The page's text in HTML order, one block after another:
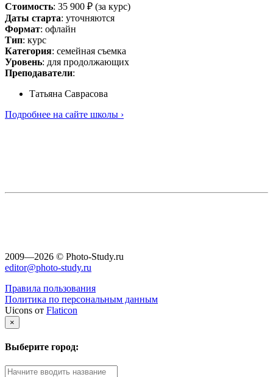
Стоимость: 35 900 ₽ (за курс)
Даты старта: уточняются
Формат: офлайн
Тип: курс
Категория: семейная съемка
Уровень: для продолжающих
Преподаватели:
Татьяна Саврасова
Подробнее на сайте школы ›
2009—2026 © Photo-Study.ru
editor@photo-study.ru
Правила пользования
Политика по персональным данным
Uicons от Flaticon
×
Выберите город: